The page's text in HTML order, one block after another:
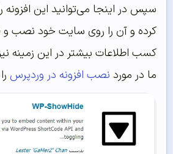
سپس در اینجا می‌توانید این
کرده و آن را روی سایت خود نصب و
کسب اطلاعات بیشتر در این زمینه
ما در مورد نصب افزونه در وردپرس